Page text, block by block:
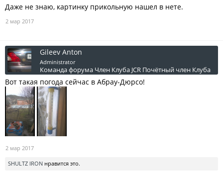
Даже не знаю, картинку прикольную нашел в нете.
2 мар 2017
Gileev Anton
Administrator
Команда форума Член Клуба JCR Почётный член Клуба
Вот такая погода сейчас в Абрау-Дюрсо!
2 мар 2017
SHULTZ IRON нравится это.